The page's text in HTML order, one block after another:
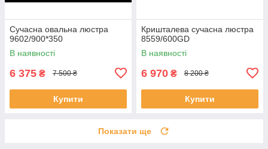
Сучасна овальна люстра
9602/900*350
В наявності
6 375 ₴ 7 500 ₴
Купити
Кришталева сучасна люстра
8559/600GD
В наявності
6 970 ₴ 8 200 ₴
Купити
Показати ще